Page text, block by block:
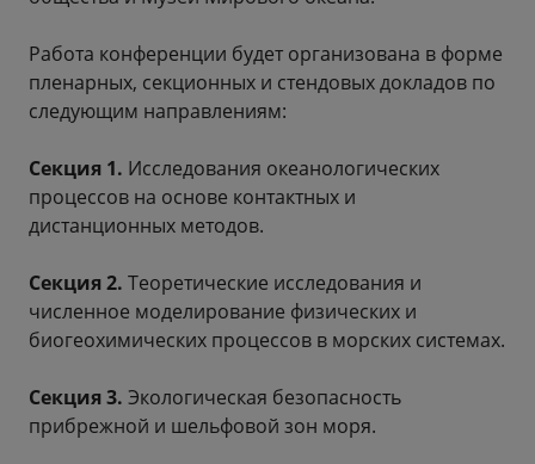
Работа конференции будет организована в форме
пленарных, секционных и стендовых докладов по
следующим направлениям:
Секция 1. Исследования океанологических
процессов на основе контактных и
дистанционных методов.
Секция 2. Теоретические исследования и
численное моделирование физических и
биогеохимических процессов в морских системах.
Секция 3. Экологическая безопасность
прибрежной и шельфовой зон моря.